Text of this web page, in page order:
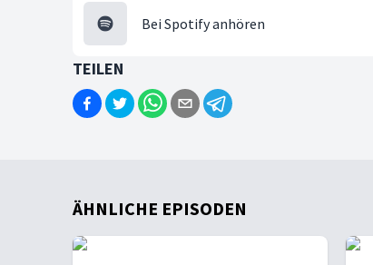
Bei Spotify anhören
TEILEN
ÄHNLICHE EPISODEN